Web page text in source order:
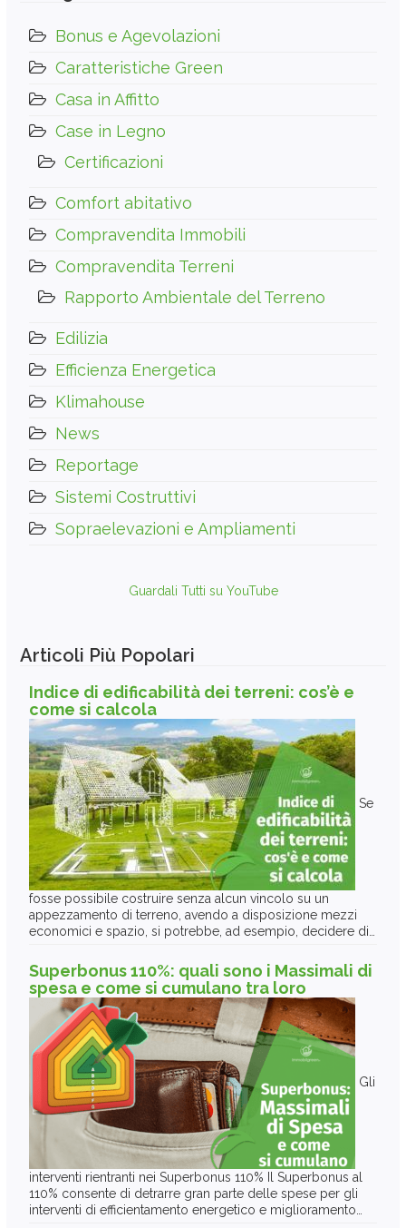
Bonus e Agevolazioni
Caratteristiche Green
Casa in Affitto
Case in Legno
Certificazioni
Comfort abitativo
Compravendita Immobili
Compravendita Terreni
Rapporto Ambientale del Terreno
Edilizia
Efficienza Energetica
Klimahouse
News
Reportage
Sistemi Costruttivi
Sopraelevazioni e Ampliamenti
Guardali Tutti su YouTube
Articoli Più Popolari
Indice di edificabilità dei terreni: cos’è e
come si calcola
Se
fosse possibile costruire senza alcun vincolo su un
appezzamento di terreno, avendo a disposizione mezzi
economici e spazio, si potrebbe, ad esempio, decidere di…
Superbonus 110%: quali sono i Massimali di
spesa e come si cumulano tra loro
Gli
interventi rientranti nei Superbonus 110% Il Superbonus al
110% consente di detrarre gran parte delle spese per gli
interventi di efficientamento energetico e miglioramento…